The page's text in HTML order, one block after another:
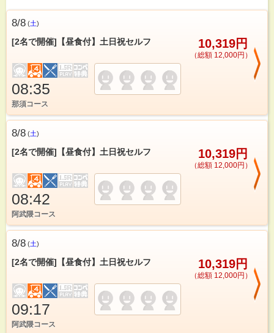
8/8 (土)
[2名で開催]【昼食付】土日祝セルフ 10,319円
（総額 12,000円）
08:35
那須コース
8/8 (土)
[2名で開催]【昼食付】土日祝セルフ 10,319円
（総額 12,000円）
08:42
阿武隈コース
8/8 (土)
[2名で開催]【昼食付】土日祝セルフ 10,319円
（総額 12,000円）
09:17
阿武隈コース